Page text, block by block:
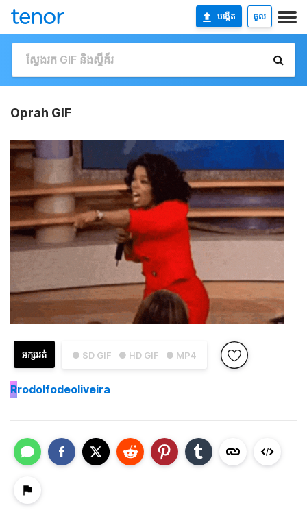
បង្កើត ចូល
Oprah GIF
● SD GIF ● HD GIF ● MP4
អក្សររត់
Rrodolfodeoliveira